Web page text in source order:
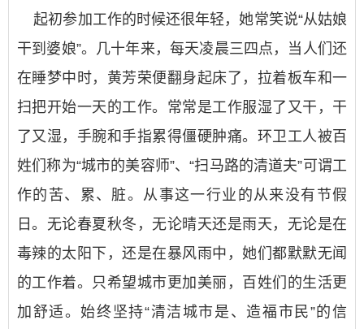
起初参加工作的时候还很年轻，她常笑说“从姑娘
干到婆娘”。几十年来，每天凌晨三四点，当人们还
在睡梦中时，黄芳荣便翻身起床了，拉着板车和一
扫把开始一天的工作。常常是工作服湿了又干，干
了又湿，手腕和手指累得僵硬肿痛。环卫工人被百
姓们称为“城市的美容师”、“扫马路的清道夫”可谓工
作的苦、累、脏。从事这一行业的从来没有节假
日。无论春夏秋冬，无论晴天还是雨天，无论是在
毒辣的太阳下，还是在暴风雨中，她们都默默无闻
的工作着。只希望城市更加美丽，百姓们的生活更
加舒适。始终坚持“清洁城市是、造福市民”的信